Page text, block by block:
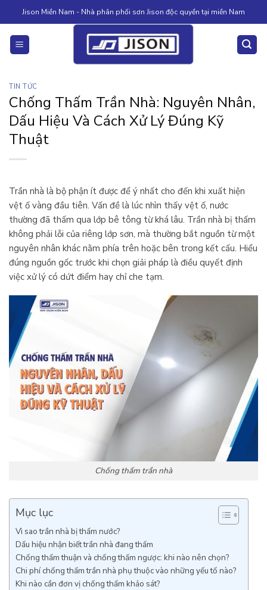
to
content
Jison Miền Nam - Nhà phân phối sơn Jison độc quyền tại miền Nam
TIN TỨC
Chống Thấm Trần Nhà: Nguyên Nhân,
Dấu Hiệu Và Cách Xử Lý Đúng Kỹ
Thuật
Trần nhà là bộ phận ít được để ý nhất cho đến khi xuất hiện
vệt ố vàng đầu tiên. Vấn đề là lúc nhìn thấy vệt ố, nước
thường đã thấm qua lớp bê tông từ khá lâu. Trần nhà bị thấm
không phải lỗi của riêng lớp sơn, mà thường bắt nguồn từ một
nguyên nhân khác nằm phía trên hoặc bên trong kết cấu. Hiểu
đúng nguồn gốc trước khi chọn giải pháp là điều quyết định
việc xử lý có dứt điểm hay chỉ che tạm.
Chống thấm trần nhà
Mục lục
Vì sao trần nhà bị thấm nước?
Dấu hiệu nhận biết trần nhà đang thấm
Chống thấm thuận và chống thấm ngược: khi nào nên chọn?
Chi phí chống thấm trần nhà phụ thuộc vào những yếu tố nào?
Khi nào cần đơn vị chống thấm khảo sát?